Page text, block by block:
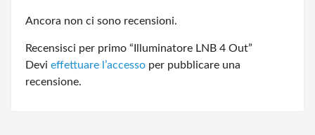
Ancora non ci sono recensioni.
Recensisci per primo “Illuminatore LNB 4 Out”
Devi effettuare l’accesso per pubblicare una
recensione.